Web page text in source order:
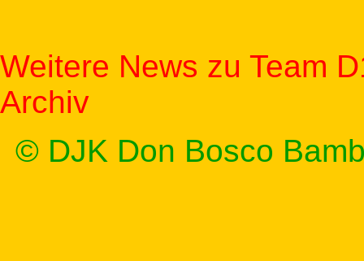
Weitere News zu Team
Archiv
© DJK Don Bosco